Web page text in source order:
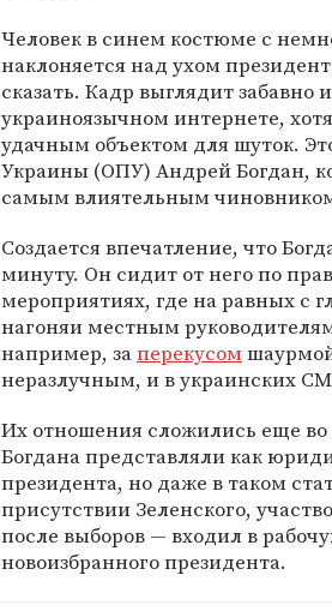
Человек в синем костюме с
наклоняется над ухом
сказать. Кадр выглядит забавно
украиноязычном интернете,
удачным объектом для шуток.
Украины (ОПУ) Андрей Богдан,
самым влиятельным
Создается впечатление, что
минуту. Он сидит от него по
мероприятиях, где на равных с
нагоняи местным
например, заперекусом
неразлучным, и в украинских
Их отношения сложились еще
Богдана представляли как
президента, но даже в таком
присутствии Зеленского,
после выборов — входил в
новоизбранного президента.